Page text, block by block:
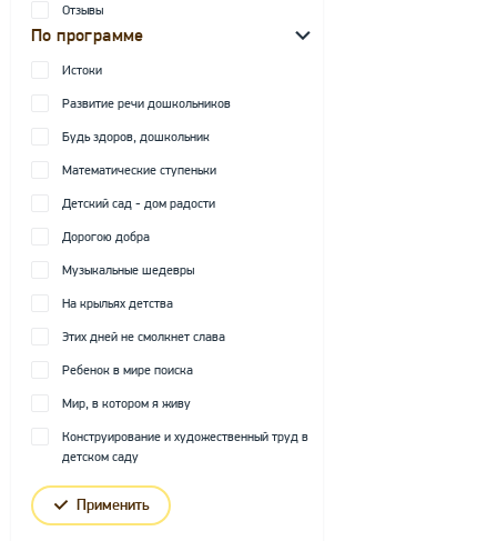
Отзывы
По программе
Истоки
Развитие речи дошкольников
Будь здоров, дошкольник
Математические ступеньки
Детский сад - дом радости
Дорогою добра
Музыкальные шедевры
На крыльях детства
Этих дней не смолкнет слава
Ребенок в мире поиска
Мир, в котором я живу
Конструирование и художественный труд в
детском саду
Применить